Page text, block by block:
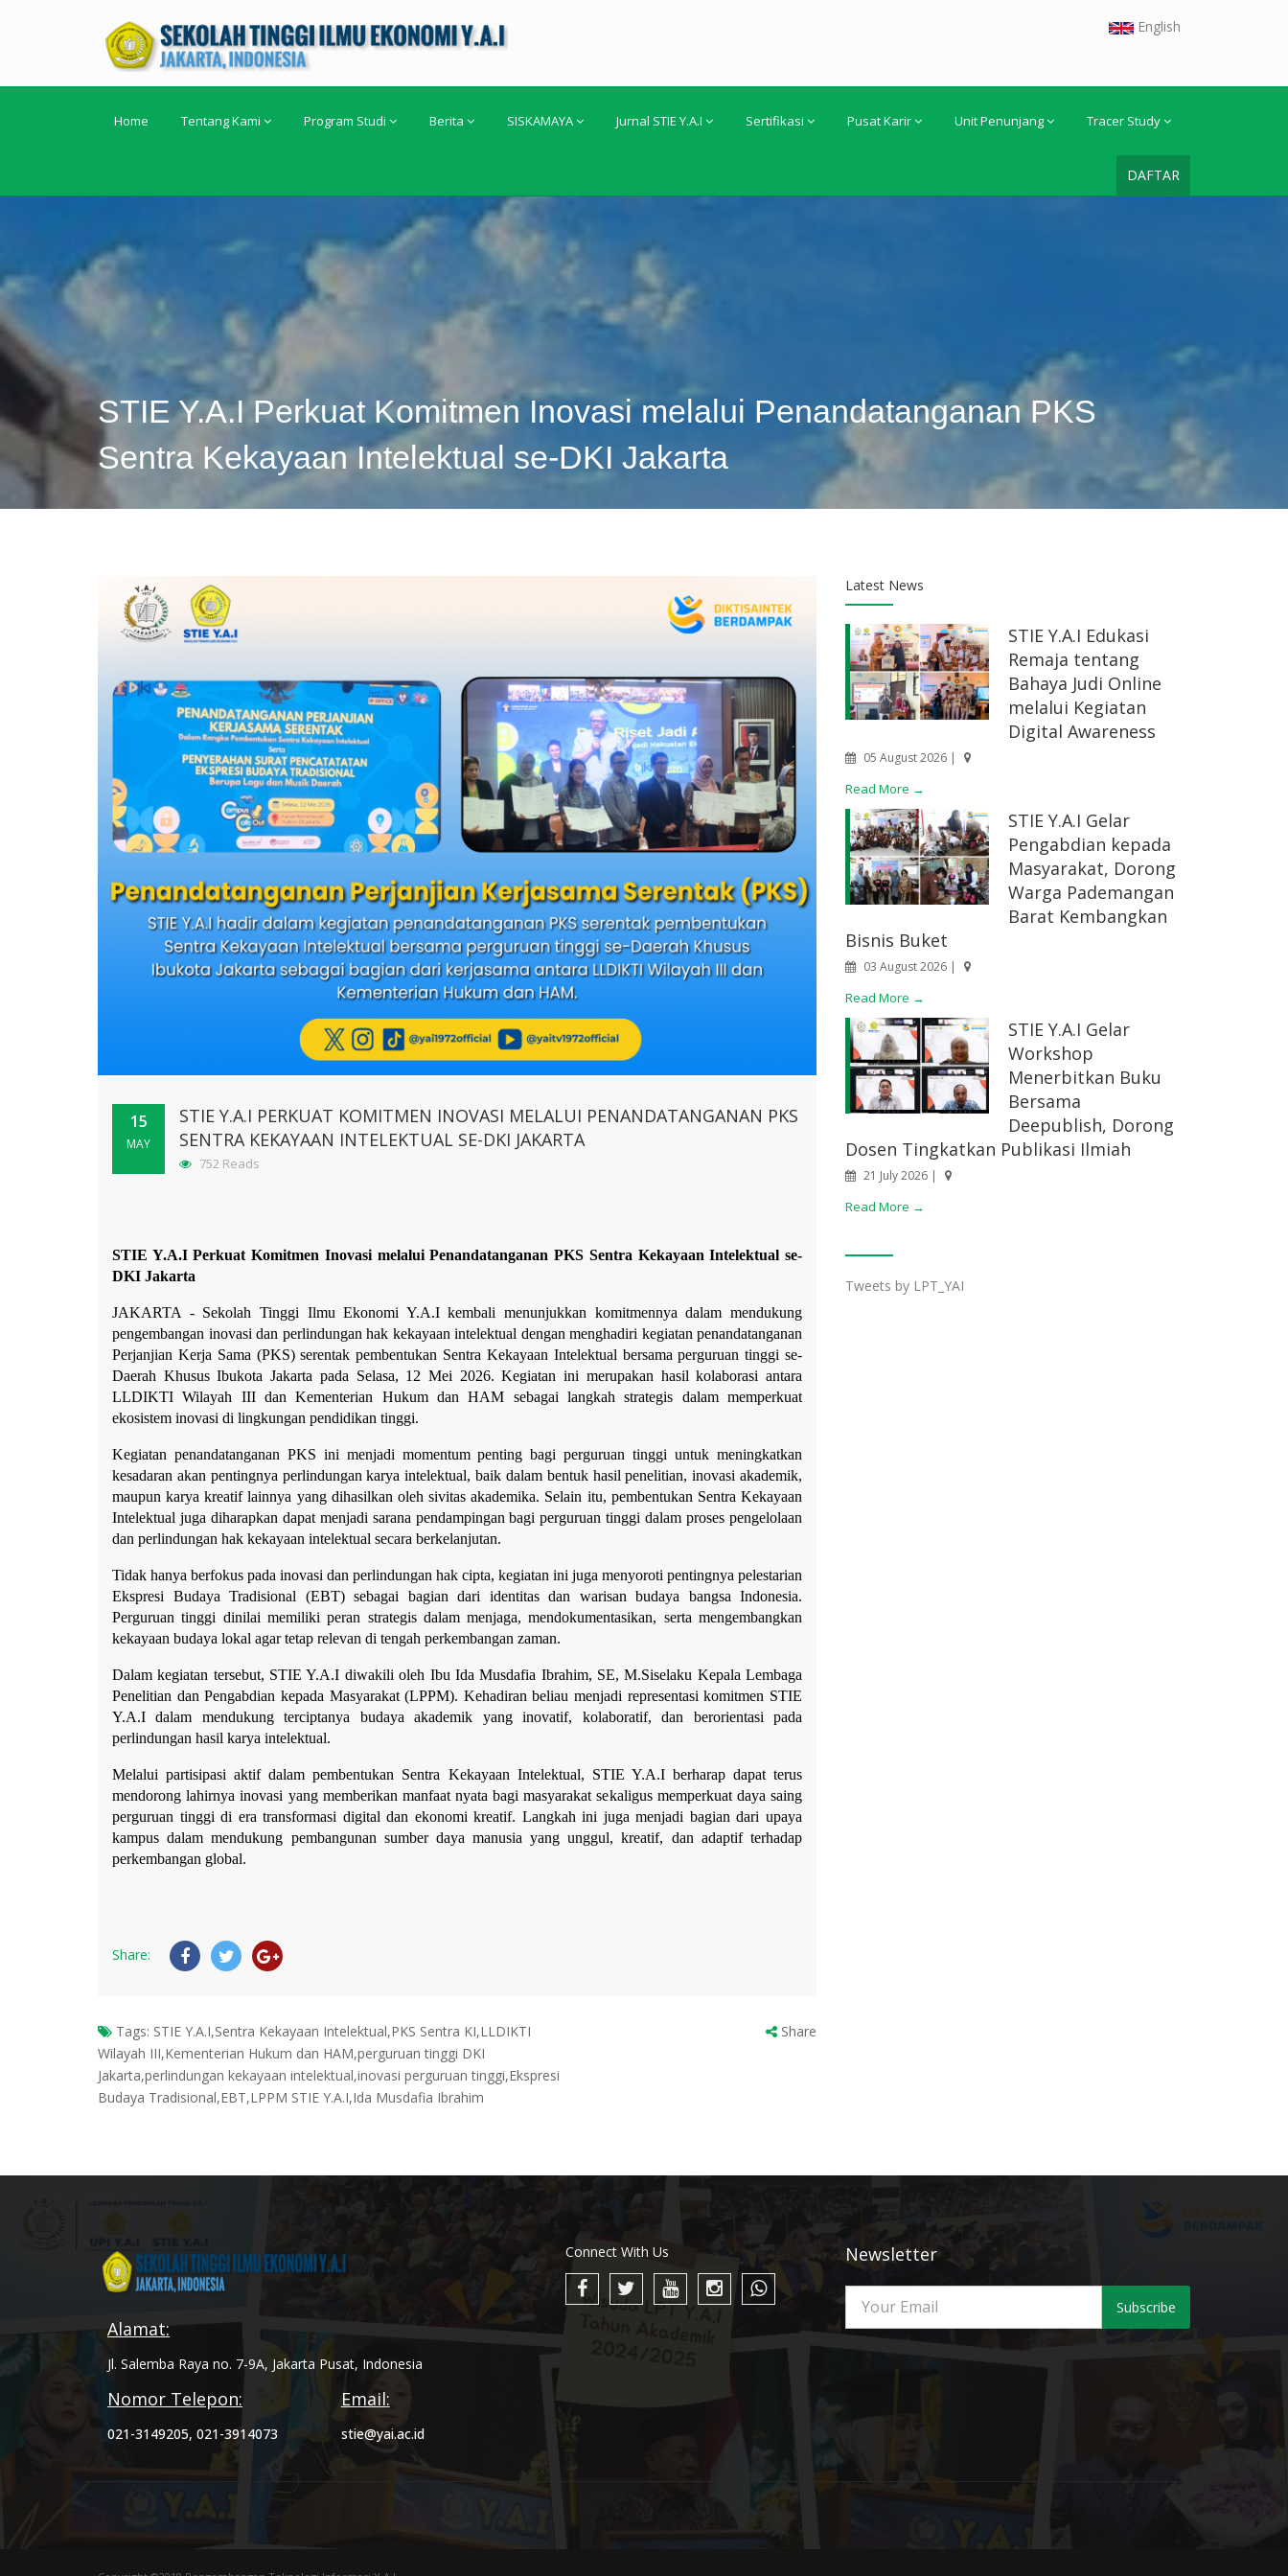
English
Home Tentang Kami Program Studi Berita SISKAMAYA Jurnal STIE Y.A.I Sertifikasi Pusat Karir Unit Penunjang Tracer Study
DAFTAR
STIE Y.A.I Perkuat Komitmen Inovasi melalui Penandatanganan PKS
Sentra Kekayaan Intelektual se-DKI Jakarta
15
MAY
STIE Y.A.I PERKUAT KOMITMEN INOVASI MELALUI PENANDATANGANAN PKS
SENTRA KEKAYAAN INTELEKTUAL SE-DKI JAKARTA
752 Reads
STIE Y.A.I Perkuat Komitmen Inovasi melalui Penandatanganan PKS Sentra Kekayaan Intelektual se-
DKI Jakarta
JAKARTA - Sekolah Tinggi Ilmu Ekonomi Y.A.I kembali menunjukkan komitmennya dalam mendukung
pengembangan inovasi dan perlindungan hak kekayaan intelektual dengan menghadiri kegiatan penandatanganan
Perjanjian Kerja Sama (PKS) serentak pembentukan Sentra Kekayaan Intelektual bersama perguruan tinggi se-
Daerah Khusus Ibukota Jakarta pada Selasa, 12 Mei 2026. Kegiatan ini merupakan hasil kolaborasi antara
LLDIKTI Wilayah III dan Kementerian Hukum dan HAM sebagai langkah strategis dalam memperkuat
ekosistem inovasi di lingkungan pendidikan tinggi.
Kegiatan penandatanganan PKS ini menjadi momentum penting bagi perguruan tinggi untuk meningkatkan
kesadaran akan pentingnya perlindungan karya intelektual, baik dalam bentuk hasil penelitian, inovasi akademik,
maupun karya kreatif lainnya yang dihasilkan oleh sivitas akademika. Selain itu, pembentukan Sentra Kekayaan
Intelektual juga diharapkan dapat menjadi sarana pendampingan bagi perguruan tinggi dalam proses pengelolaan
dan perlindungan hak kekayaan intelektual secara berkelanjutan.
Tidak hanya berfokus pada inovasi dan perlindungan hak cipta, kegiatan ini juga menyoroti pentingnya pelestarian
Ekspresi Budaya Tradisional (EBT) sebagai bagian dari identitas dan warisan budaya bangsa Indonesia.
Perguruan tinggi dinilai memiliki peran strategis dalam menjaga, mendokumentasikan, serta mengembangkan
kekayaan budaya lokal agar tetap relevan di tengah perkembangan zaman.
Dalam kegiatan tersebut, STIE Y.A.I diwakili oleh Ibu Ida Musdafia Ibrahim, SE, M.Siselaku Kepala Lembaga
Penelitian dan Pengabdian kepada Masyarakat (LPPM). Kehadiran beliau menjadi representasi komitmen STIE
Y.A.I dalam mendukung terciptanya budaya akademik yang inovatif, kolaboratif, dan berorientasi pada
perlindungan hasil karya intelektual.
Melalui partisipasi aktif dalam pembentukan Sentra Kekayaan Intelektual, STIE Y.A.I berharap dapat terus
mendorong lahirnya inovasi yang memberikan manfaat nyata bagi masyarakat sekaligus memperkuat daya saing
perguruan tinggi di era transformasi digital dan ekonomi kreatif. Langkah ini juga menjadi bagian dari upaya
kampus dalam mendukung pembangunan sumber daya manusia yang unggul, kreatif, dan adaptif terhadap
perkembangan global.
Share:
Tags: STIE Y.A.I,Sentra Kekayaan Intelektual,PKS Sentra KI,LLDIKTI
Wilayah III,Kementerian Hukum dan HAM,perguruan tinggi DKI
Jakarta,perlindungan kekayaan intelektual,inovasi perguruan tinggi,Ekspresi
Budaya Tradisional,EBT,LPPM STIE Y.A.I,Ida Musdafia Ibrahim
Share
Latest News
STIE Y.A.I Edukasi
Remaja tentang
Bahaya Judi Online
melalui Kegiatan
Digital Awareness
05 August 2026 |
Read More →
STIE Y.A.I Gelar
Pengabdian kepada
Masyarakat, Dorong
Warga Pademangan
Barat Kembangkan
Bisnis Buket
03 August 2026 |
Read More →
STIE Y.A.I Gelar
Workshop
Menerbitkan Buku
Bersama
Deepublish, Dorong
Dosen Tingkatkan Publikasi Ilmiah
21 July 2026 |
Read More →
Tweets by LPT_YAI
Alamat:
Jl. Salemba Raya no. 7-9A, Jakarta Pusat, Indonesia
Nomor Telepon:
021-3149205, 021-3914073
Email:
stie@yai.ac.id
Connect With Us Newsletter
Subscribe